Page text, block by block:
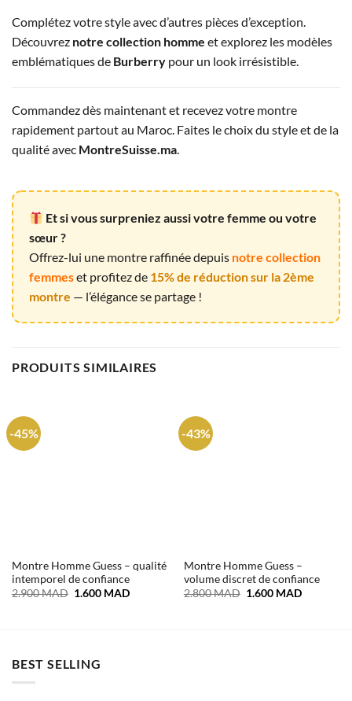
Complétez votre style avec d’autres pièces d’exception.
Découvrez notre collection homme et explorez les modèles
emblématiques de Burberry pour un look irrésistible.
Commandez dès maintenant et recevez votre montre
rapidement partout au Maroc. Faites le choix du style et de la
qualité avec MontreSuisse.ma.
Et si vous surpreniez aussi votre femme ou votre
sœur ?
Offrez-lui une montre raffinée depuis notre collection
femmeset profitez de 15% de réduction sur la 2ème
montre — l’élégance se partage !
PRODUITS SIMILAIRES
-45%
Montre Homme Guess – qualité
intemporel de confiance
2.900MAD Le
1.600 MADLe
-43%
Montre Homme Guess –
volume discret de confiance
2.800MAD Le
1.600 MADLe
BEST SELLING